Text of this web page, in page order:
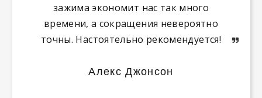
зажима экономит нас так много
времени, а сокращения невероятно
точны. Настоятельно рекомендуется!
Алекс Джонсон
использовали ранее. Это сделало
наш рабочий процесс намного более
эффективным, и результаты говорят